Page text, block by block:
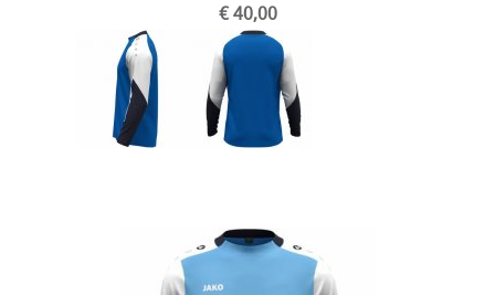
€ 40,00